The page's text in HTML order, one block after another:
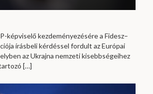
képviselő kezdeményezésére a Fidesz–
írásbeli kérdéssel fordult az Európai
az Ukrajna nemzeti kisebbségeihez
[…]